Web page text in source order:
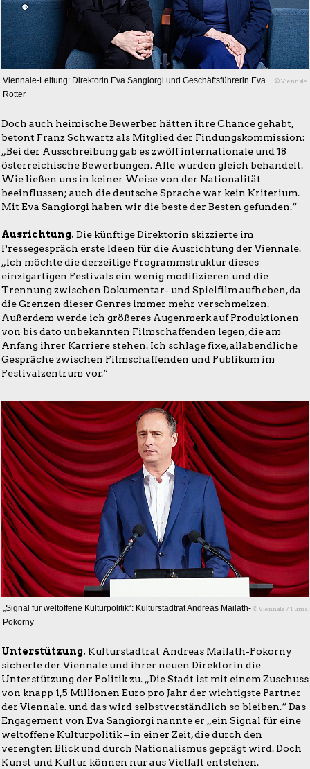
Viennale-Leitung: Direktorin Eva Sangiorgi und Geschäftsführerin Eva
Rotter
© Viennale
Doch auch heimische Bewerber hätten ihre Chance gehabt,
betont Franz Schwartz als Mitglied der Findungskommission:
„Bei der Ausschreibung gab es zwölf internationale und 18
österreichische Bewerbungen. Alle wurden gleich behandelt.
Wie ließen uns in keiner Weise von der Nationalität
beeinflussen; auch die deutsche Sprache war kein Kriterium.
Mit Eva Sangiorgi haben wir die beste der Besten gefunden.“
Ausrichtung. Die künftige Direktorin skizzierte im
Pressegespräch erste Ideen für die Ausrichtung der Viennale.
„Ich möchte die derzeitige Programmstruktur dieses
einzigartigen Festivals ein wenig modifizieren und die
Trennung zwischen Dokumentar- und Spielfilm aufheben, da
die Grenzen dieser Genres immer mehr verschmelzen.
Außerdem werde ich größeres Augenmerk auf Produktionen
von bis dato unbekannten Filmschaffenden legen, die am
Anfang ihrer Karriere stehen. Ich schlage fixe, allabendliche
Gespräche zwischen Filmschaffenden und Publikum im
Festivalzentrum vor.“
„Signal für weltoffene Kulturpolitik“: Kulturstadtrat Andreas Mailath-
Pokorny
© Viennale / Tuma
Unterstützung. Kulturstadtrat Andreas Mailath-Pokorny
sicherte der Viennale und ihrer neuen Direktorin die
Unterstützung der Politik zu. „Die Stadt ist mit einem Zuschuss
von knapp 1,5 Millionen Euro pro Jahr der wichtigste Partner
der Viennale. und das wird selbstverständlich so bleiben.“ Das
Engagement von Eva Sangiorgi nannte er „ein Signal für eine
weltoffene Kulturpolitik – in einer Zeit, die durch den
verengten Blick und durch Nationalismus geprägt wird. Doch
Kunst und Kultur können nur aus Vielfalt entstehen.